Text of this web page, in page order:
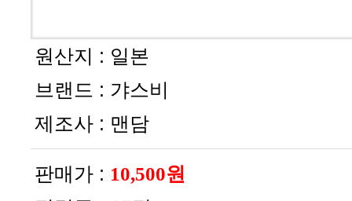
원산지 : 일본
브랜드 : 갸스비
제조사 : 맨담
판매가 : 10,500원